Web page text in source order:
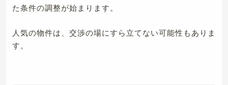
た条件の調整が始まります。
人気の物件は、交渉の場にすら立てない可能性もありま
す。